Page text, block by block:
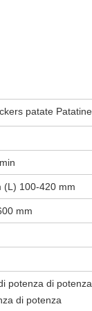
patate
(L) 100-420 mm
mm
potenza di
di potenza